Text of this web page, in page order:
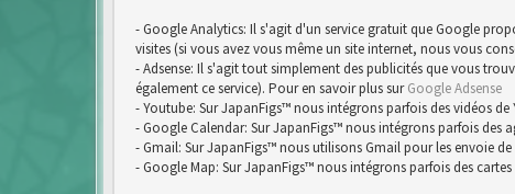
- Google Analytics: Il s'agit d'un service gratuit que Google
visites (si vous avez vous même un site internet, nous vous
- Adsense: Il s'agit tout simplement des publicités que vous
également ce service). Pour en savoir plus surGoogle Adsense
- Youtube: Sur JapanFigs™ nous intégrons parfois des vidéos
- Google Calendar: Sur JapanFigs™ nous intégrons parfois des
- Gmail: Sur JapanFigs™ nous utilisons Gmail pour les envoie
- Google Map: Sur JapanFigs™ nous intégrons parfois des